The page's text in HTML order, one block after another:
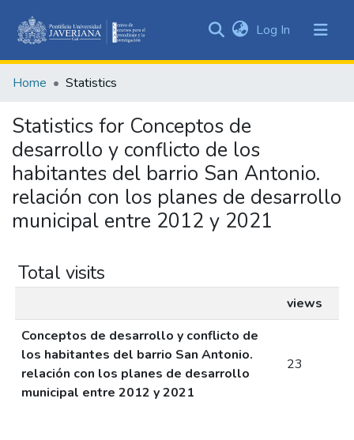
&
All of DSpace
Log In (current)
Home Statistics
Statistics for Conceptos de
desarrollo y conflicto de los
habitantes del barrio San Antonio.
relación con los planes de desarrollo
municipal entre 2012 y 2021
Total visits
views
Conceptos de desarrollo y conflicto de
los habitantes del barrio San Antonio.
relación con los planes de desarrollo
municipal entre 2012 y 2021
23